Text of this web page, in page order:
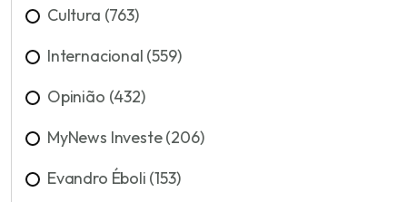
Cultura (763)
Internacional (559)
Opinião (432)
MyNews Investe (206)
Evandro Éboli (153)